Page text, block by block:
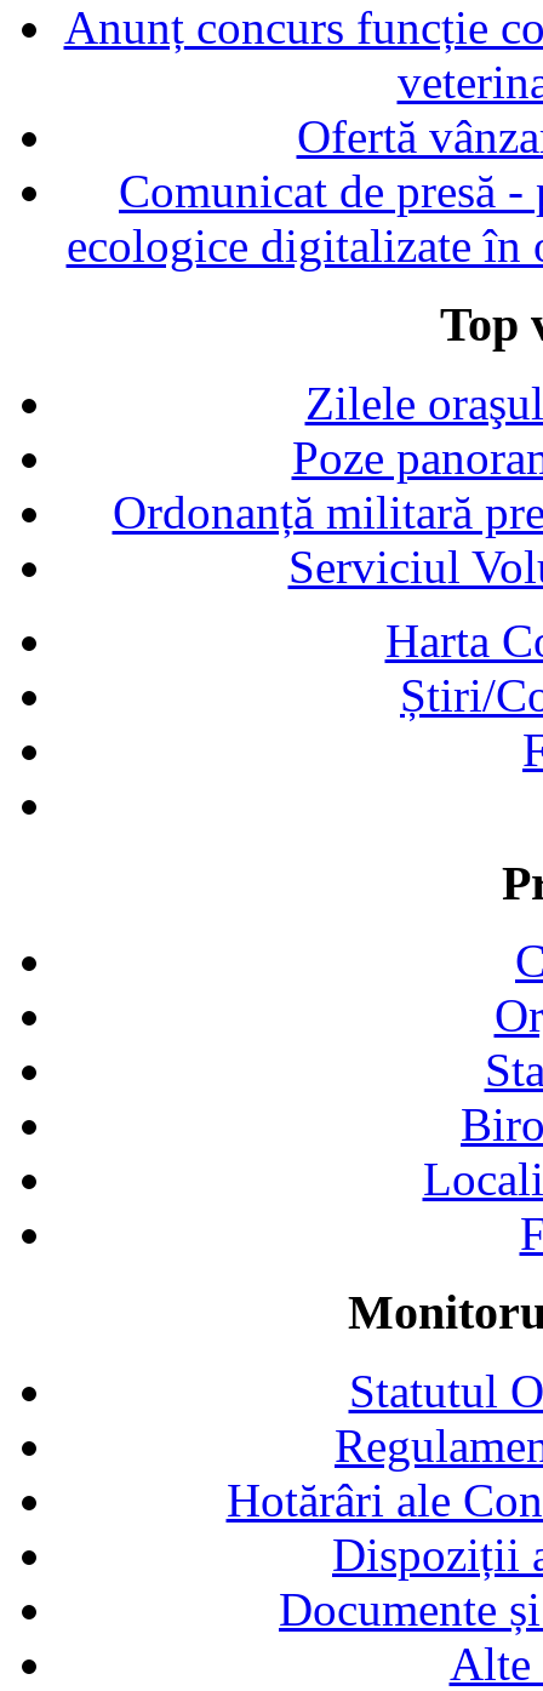
Anunț concurs funcție
Ofertă
Comunicat de presă
ecologice digitalizate în
Top
Zilele
Poze
Ordonanță militară
Serviciul
Harta
Știri/
Statutul
Hotărâri ale
Dispoziții
Documente
Alte